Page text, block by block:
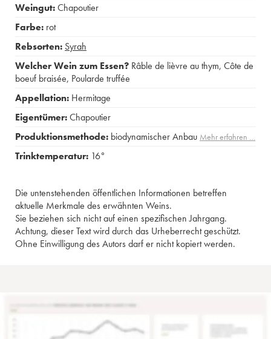
Weingut:Chapoutier
Farbe: rot
Rebsorten: Syrah
Welcher Wein zum Essen? Râble de lièvre au thym, Côte de
boeuf braisée, Poularde truffée
Appellation: Hermitage
Eigentümer:Chapoutier
Produktionsmethode: biodynamischer Anbau Mehr erfahren …
Trinktemperatur: 16°
Die untenstehenden öffentlichen Informationen betreffen
aktuelle Merkmale des erwähnten Weins.
Sie beziehen sich nicht auf einen spezifischen Jahrgang.
Achtung, dieser Text wird durch das Urheberrecht geschützt.
Ohne Einwilligung des Autors darf er nicht kopiert werden.